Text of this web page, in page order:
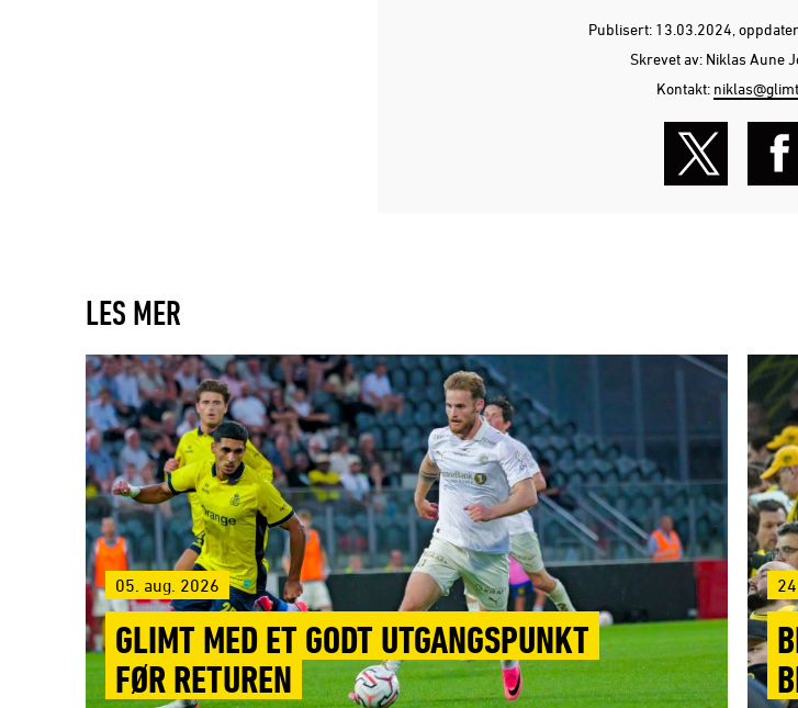
Publisert: 13.03.2024 ,
Skrevet av: Niklas Aune
Kontakt:
LES MER
05. aug. 2026
GLIMT MED ET GODT UTGANGSPUNKT
FØR RETUREN